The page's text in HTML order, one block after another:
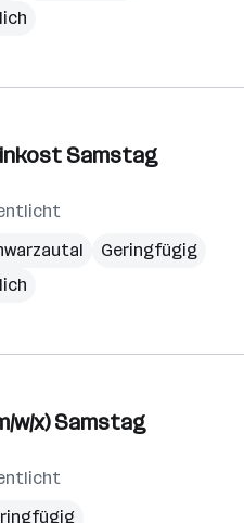
Samstag
Geringfügig
w/x) Samstag